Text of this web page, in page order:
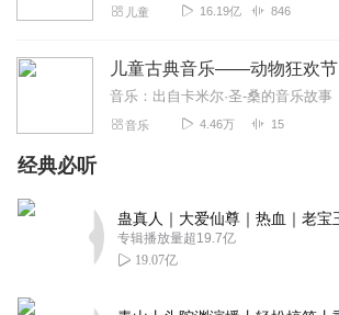
儿童 16.19亿 846
儿童古典音乐——动物狂欢节
音乐 4.46万 15
经典必听
专辑播放量超19.7亿
19.07亿